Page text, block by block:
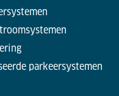
parkeersystemen